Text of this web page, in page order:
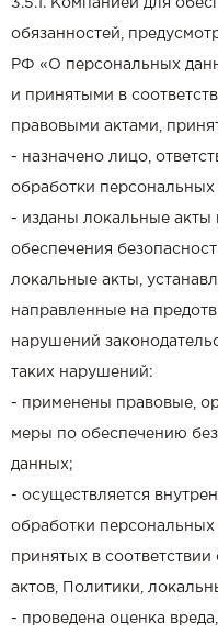
3.5.1. Компанией для
обязанностей,
РФ «О персональных
и принятыми в
правовыми актами,
- назначено лицо,
обработки персональных
- изданы локальные акты
обеспечения
локальные акты,
направленные на
нарушений
таких нарушений:
- применены правовые,
меры по обеспечению
данных;
- осуществляется
обработки
принятых в
актов, Политики,
- проведена оценка